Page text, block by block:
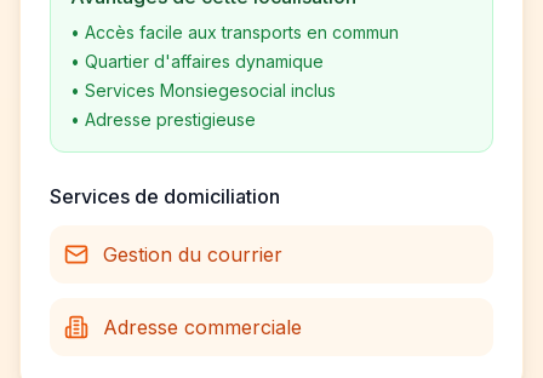
• Accès facile aux transports en commun
• Quartier d'affaires dynamique
• Services Monsiegesocial inclus
• Adresse prestigieuse
Services de domiciliation
Gestion du courrier
Adresse commerciale